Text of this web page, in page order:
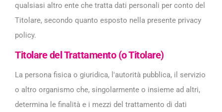
qualsiasi altro ente che tratta dati personali per conto del
Titolare, secondo quanto esposto nella presente privacy
policy.
Titolare del Trattamento (o Titolare)
La persona fisica o giuridica, l'autorità pubblica, il servizio
o altro organismo che, singolarmente o insieme ad altri,
determina le finalità e i mezzi del trattamento di dati